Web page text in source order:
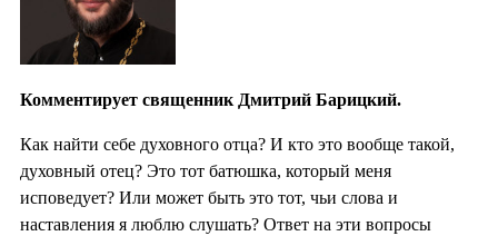
Комментирует священник Дмитрий Барицкий.
Как найти себе духовного отца? И кто это вообще такой,
духовный отец? Это тот батюшка, который меня
исповедует? Или может быть это тот, чьи слова и
наставления я люблю слушать? Ответ на эти вопросы